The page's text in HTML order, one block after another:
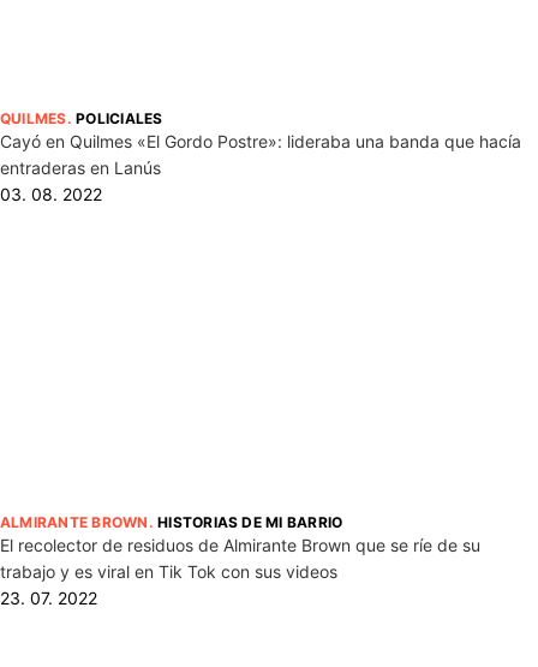
QUILMES.POLICIALES
Cayó en Quilmes «El Gordo Postre»: lideraba una banda que hacía
entraderas en Lanús
03. 08. 2022
ALMIRANTE BROWN .HISTORIAS DE MI BARRIO
El recolector de residuos de Almirante Brown que se ríe de su
trabajo y es viral en Tik Tok con sus videos
23. 07. 2022